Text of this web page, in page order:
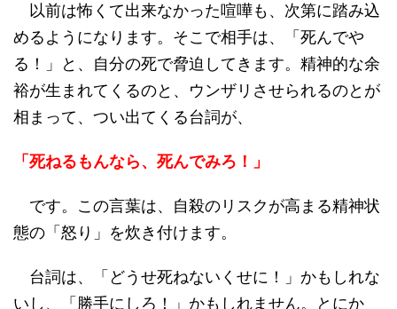
以前は怖くて出来なかった喧嘩も、次第に踏み込
めるようになります。そこで相手は、「死んでや
る！」と、自分の死で脅迫してきます。精神的な余
裕が生まれてくるのと、ウンザリさせられるのとが
相まって、つい出てくる台詞が、
「死ねるもんなら、死んでみろ！」
です。この言葉は、自殺のリスクが高まる精神状
態の「怒り」を炊き付けます。
台詞は、「どうせ死ねないくせに！」かもしれな
いし、「勝手にしろ！」かもしれません。とにか